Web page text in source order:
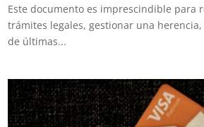
Este documento es imprescindible para
trámites legales, gestionar una
de últimas...